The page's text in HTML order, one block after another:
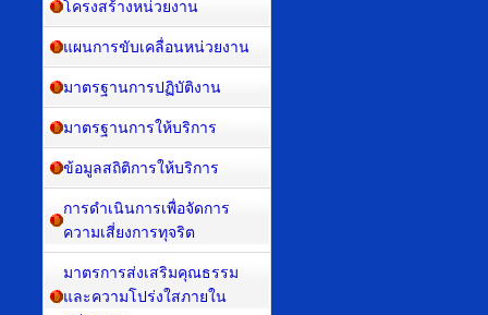
โครงสร้างหน่วยงาน
แผนการขับเคลื่อนหน่วยงาน
มาตรฐานการปฏิบัติงาน
มาตรฐานการให้บริการ
ข้อมูลสถิติการให้บริการ
การดำเนินการเพื่อจัดการ
ความเสี่ยงการทุจริต
มาตรการส่งเสริมคุณธรรม
และความโปร่งใสภายใน